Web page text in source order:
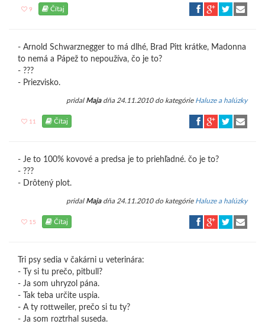
9 Čítaj
- Arnold Schwarznegger to má dlhé, Brad Pitt krátke, Madonna
to nemá a Pápež to nepoužíva, čo je to?
- ???
- Priezvisko.
pridal Majadňa 24.11.2010 do kategórie Haluze a halúzky
11 Čítaj
- Je to 100% kovové a predsa je to priehľadné. čo je to?
- ???
- Drôtený plot.
pridal Majadňa 24.11.2010 do kategórie Haluze a halúzky
15 Čítaj
Tri psy sedia v čakárni u veterinára:
- Ty si tu prečo, pitbull?
- Ja som uhryzol pána.
- Tak teba určite uspia.
- A ty rottweiler, prečo si tu ty?
- Ja som roztrhal suseda.